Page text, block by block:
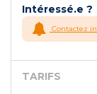
Intéressé.e ?
Contactez
TARIFS